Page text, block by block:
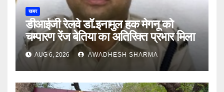
खबर
डीआईजी रेलवे डॉ.इनामुल हक मेगनू को
चम्पारण रेंज बेतिया का अतिरिक्त प्रभार मिला
AUG 6, 2026 AWADHESH SHARMA